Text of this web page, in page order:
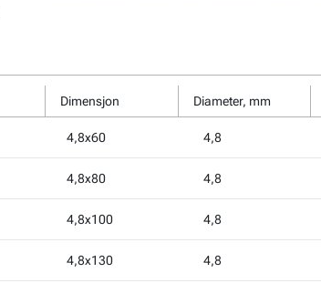
Dimensjon Diameter, mm
4,8x60 4,8
4,8x80 4,8
4,8x100 4,8
4,8x130 4,8